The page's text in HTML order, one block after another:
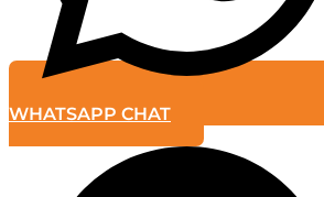
WHATSAPP CHAT